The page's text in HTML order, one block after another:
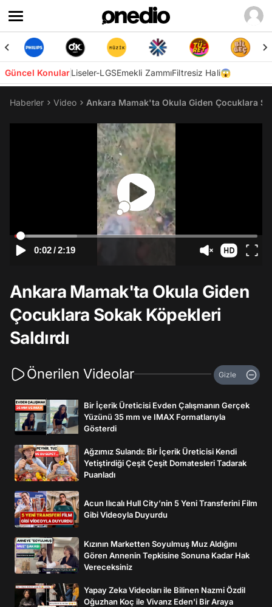
Güncel KonularLiseler-LGSEmekli ZammıFiltresiz Hali😱
Haberler Video Ankara Mamak'ta Okula Giden Çocuklara
0:02/2:19
Ankara Mamak'ta Okula Giden
Çocuklara Sokak Köpekleri
Saldırdı
Önerilen Videolar Gizle
Bir İçerik Üreticisi Evden Çalışmanın Gerçek
Yüzünü 35 mm ve IMAX Formatlarıyla
Gösterdi
Ağzımız Sulandı: Bir İçerik Üreticisi Kendi
Yetiştirdiği Çeşit Çeşit Domatesleri Tadarak
Puanladı
Acun Ilıcalı Hull City’nin 5 Yeni Transferini Film
Gibi Videoyla Duyurdu
Kızının Marketten Soyulmuş Muz Aldığını
Gören Annenin Tepkisine Sonuna Kadar Hak
Vereceksiniz
Yapay Zeka Videoları ile Bilinen Nazmi Özdil
Oğuzhan Koç ile Vivanz Eden'i Bir Araya